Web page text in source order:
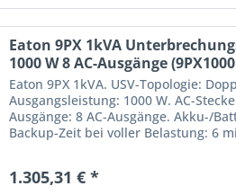
Eaton 9PX 1kVA
1000 W 8 AC-Ausgänge
Eaton 9PX 1kVA. USV-Topologie:
Ausgangsleistung: 1000 W. AC-
Ausgänge: 8 AC-Ausgänge. Akku-/
Backup-Zeit bei voller Belastung: 6
1.305,31 € *